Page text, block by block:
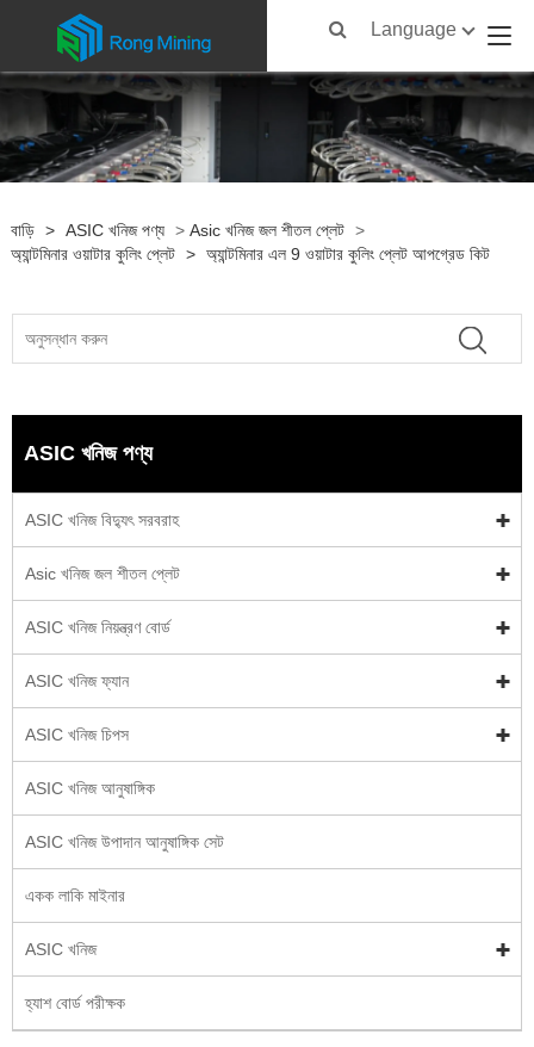
Language
বাড়ি > ASIC খনিজ পণ্য > Asic খনিজ জল শীতল প্লেট >
অ্যান্টমিনার ওয়াটার কুলিং প্লেট > অ্যান্টমিনার এল 9 ওয়াটার কুলিং প্লেট আপগ্রেড কিট
ASIC খনিজ পণ্য
ASIC খনিজ বিদ্যুৎ সরবরাহ
Asic খনিজ জল শীতল প্লেট
ASIC খনিজ নিয়ন্ত্রণ বোর্ড
ASIC খনিজ ফ্যান
ASIC খনিজ চিপস
ASIC খনিজ আনুষাঙ্গিক
ASIC খনিজ উপাদান আনুষাঙ্গিক সেট
একক লাকি মাইনার
ASIC খনিজ
হ্যাশ বোর্ড পরীক্ষক